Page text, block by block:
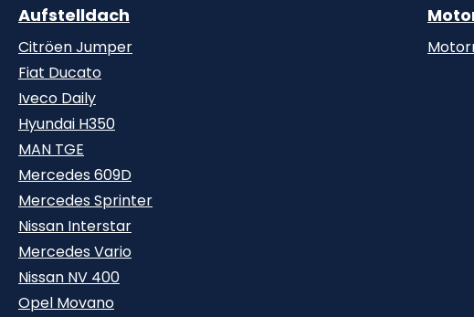
Aufstelldach
Citröen Jumper
Fiat Ducato
Iveco Daily
Hyundai H350
MAN TGE
Mercedes 609D
Mercedes Sprinter
Nissan Interstar
Mercedes Vario
Nissan NV 400
Opel Movano